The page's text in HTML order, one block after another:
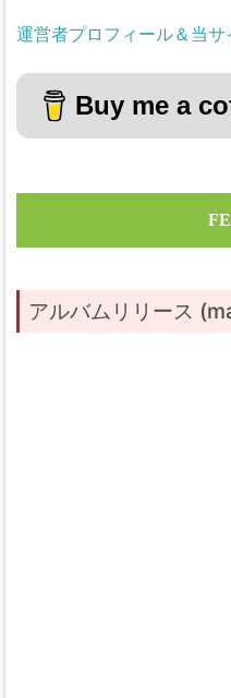
運営者プロフィール＆当サ
Buy me a
アルバムリリース